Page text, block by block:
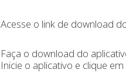
Acesse o link de download
Faça o download do
Inicie o aplicativo e clique